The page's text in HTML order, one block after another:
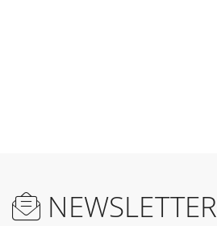
NEWSLETTER